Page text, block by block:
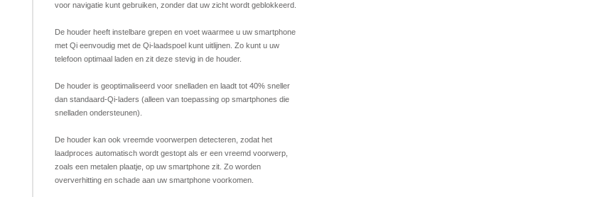
voor navigatie kunt gebruiken, zonder dat uw zicht wordt geblokkeerd.
De houder heeft instelbare grepen en voet waarmee u uw smartphone
met Qi eenvoudig met de Qi-laadspoel kunt uitlijnen. Zo kunt u uw
telefoon optimaal laden en zit deze stevig in de houder.
De houder is geoptimaliseerd voor snelladen en laadt tot 40% sneller
dan standaard-Qi-laders (alleen van toepassing op smartphones die
snelladen ondersteunen).
De houder kan ook vreemde voorwerpen detecteren, zodat het
laadproces automatisch wordt gestopt als er een vreemd voorwerp,
zoals een metalen plaatje, op uw smartphone zit. Zo worden
oververhitting en schade aan uw smartphone voorkomen.